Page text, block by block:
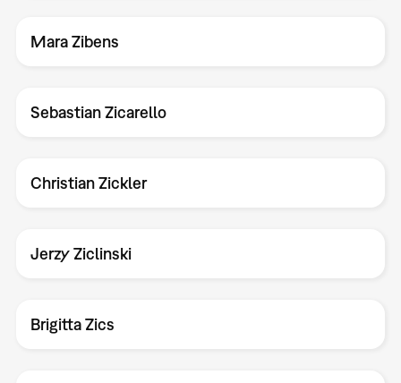
Mara Zibens
Sebastian Zicarello
Christian Zickler
Jerzy Ziclinski
Brigitta Zics